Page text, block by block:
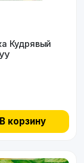
Кудрявый
В корзину